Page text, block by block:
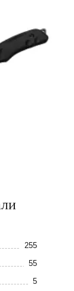
255
55
5